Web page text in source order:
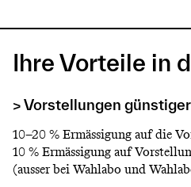
Ihre Vorteile in
> Vorstellungen
10–20 % Ermässigung auf die
10 % Ermässigung auf
(ausser bei Wahlabo und